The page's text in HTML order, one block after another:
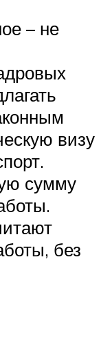
– не
визу
сумму
без